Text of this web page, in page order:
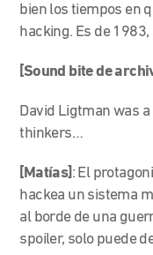
bien los tiempos en
hacking. Es de
[Sound bite de
David Ligtman was
thinkers…
[Matías] : El
hackea un sistema
al borde de una
spoiler, solo puede